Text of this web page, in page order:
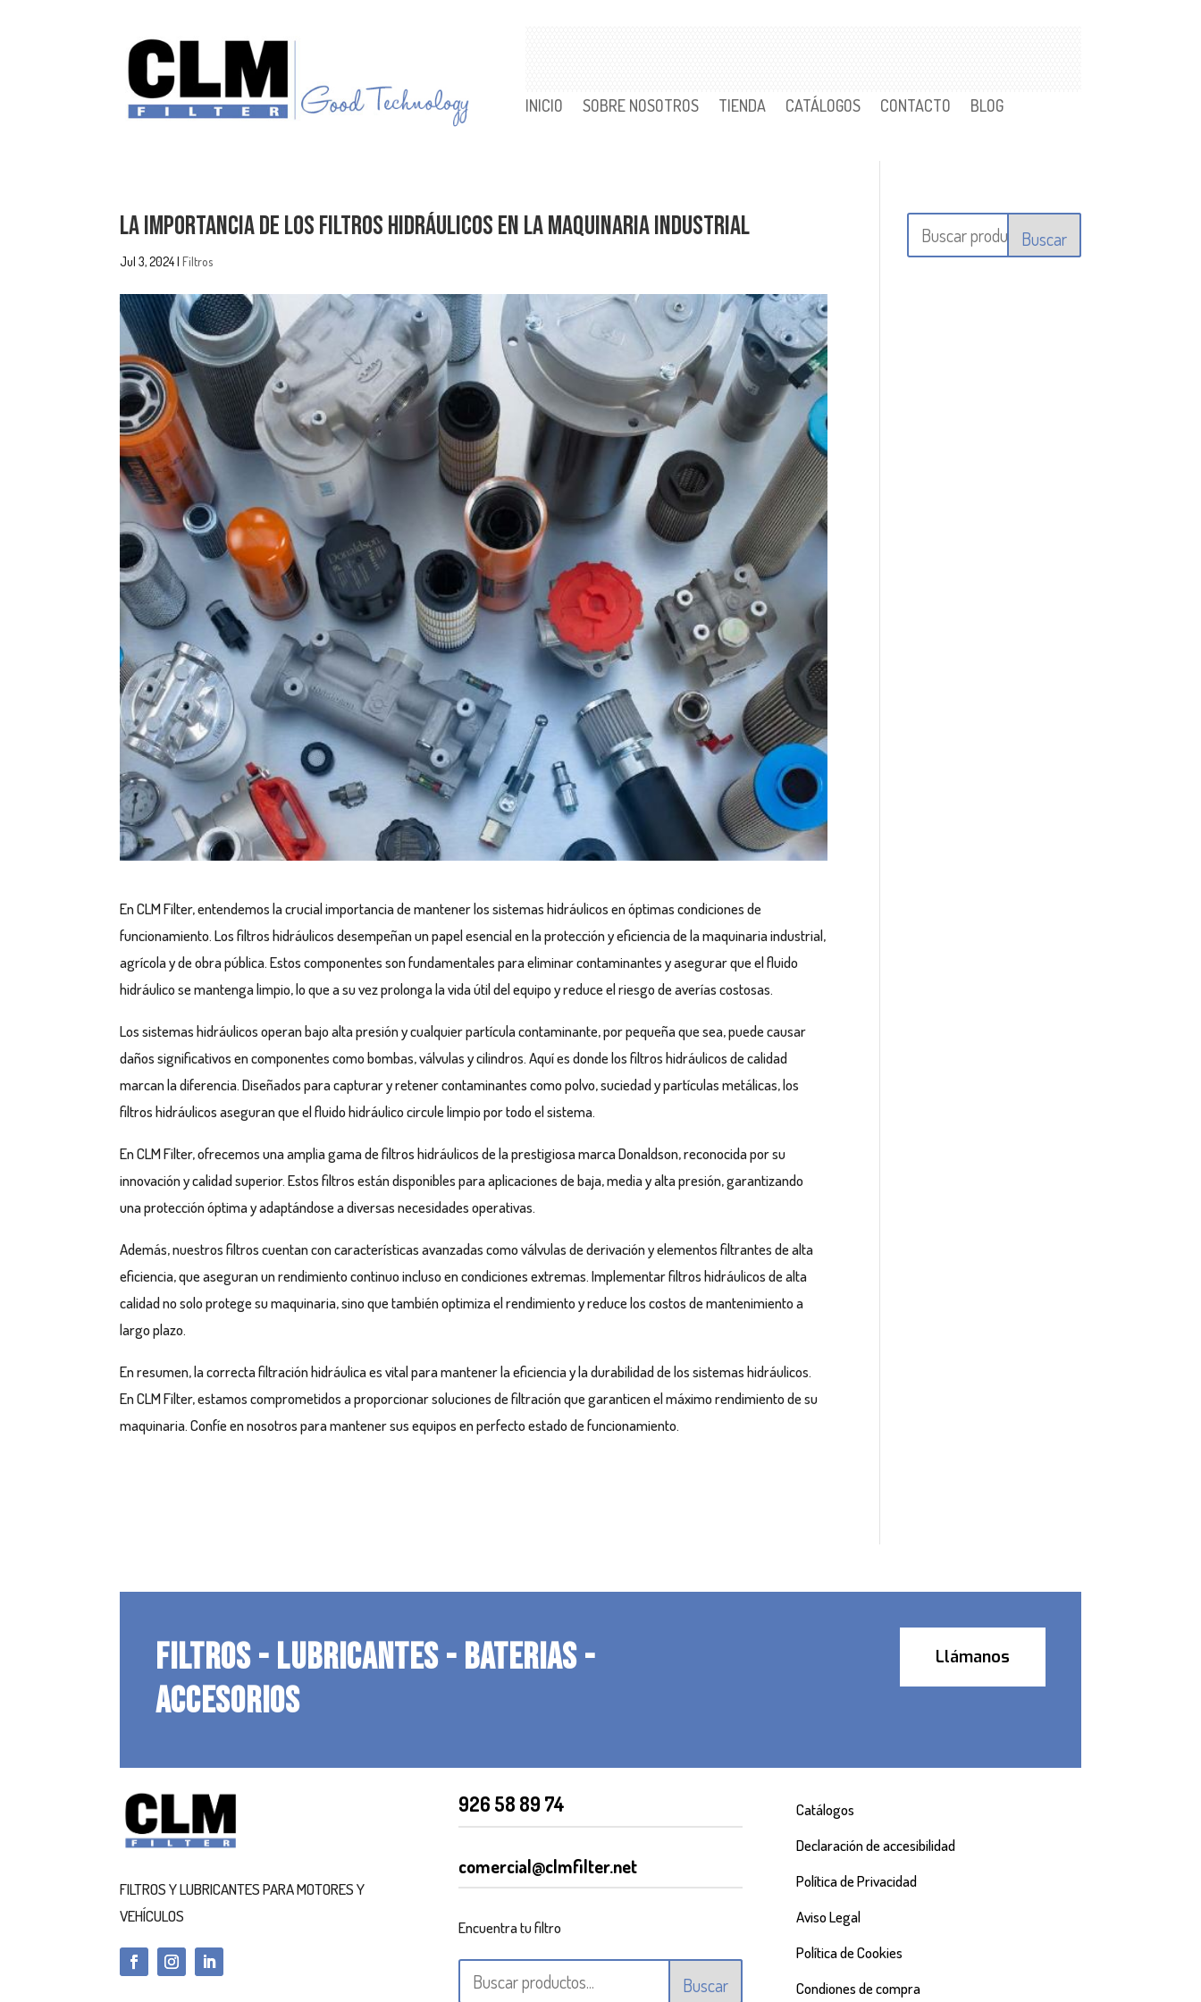
INICIO SOBRE NOSOTROS TIENDA CATÁLOGOS CONTACTO BLOG
La Importancia de los Filtros Hidráulicos en la Maquinaria Industrial
Jul 3, 2024|Filtros
En CLM Filter, entendemos la crucial importancia de mantener los sistemas hidráulicos en óptimas condiciones de
funcionamiento. Los filtros hidráulicos desempeñan un papel esencial en la protección y eficiencia de la maquinaria industrial,
agrícola y de obra pública. Estos componentes son fundamentales para eliminar contaminantes y asegurar que el fluido
hidráulico se mantenga limpio, lo que a su vez prolonga la vida útil del equipo y reduce el riesgo de averías costosas.
Los sistemas hidráulicos operan bajo alta presión y cualquier partícula contaminante, por pequeña que sea, puede causar
daños significativos en componentes como bombas, válvulas y cilindros. Aquí es donde los filtros hidráulicos de calidad
marcan la diferencia. Diseñados para capturar y retener contaminantes como polvo, suciedad y partículas metálicas, los
filtros hidráulicos aseguran que el fluido hidráulico circule limpio por todo el sistema.
En CLM Filter, ofrecemos una amplia gama de filtros hidráulicos de la prestigiosa marca Donaldson, reconocida por su
innovación y calidad superior. Estos filtros están disponibles para aplicaciones de baja, media y alta presión, garantizando
una protección óptima y adaptándose a diversas necesidades operativas.
Además, nuestros filtros cuentan con características avanzadas como válvulas de derivación y elementos filtrantes de alta
eficiencia, que aseguran un rendimiento continuo incluso en condiciones extremas. Implementar filtros hidráulicos de alta
calidad no solo protege su maquinaria, sino que también optimiza el rendimiento y reduce los costos de mantenimiento a
largo plazo.
En resumen, la correcta filtración hidráulica es vital para mantener la eficiencia y la durabilidad de los sistemas hidráulicos.
En CLM Filter, estamos comprometidos a proporcionar soluciones de filtración que garanticen el máximo rendimiento de su
maquinaria. Confíe en nosotros para mantener sus equipos en perfecto estado de funcionamiento.
Buscar
FILTROS - LUBRICANTES - BATERIAS -
ACCESORIOS
Llámanos
FILTROS Y LUBRICANTES PARA MOTORES Y
VEHÍCULOS
926 58 89 74
comercial@clmfilter.net
Encuentra tu filtro
Buscar
Catálogos
Declaración de accesibilidad
Política de Privacidad
Aviso Legal
Política de Cookies
Condiones de compra